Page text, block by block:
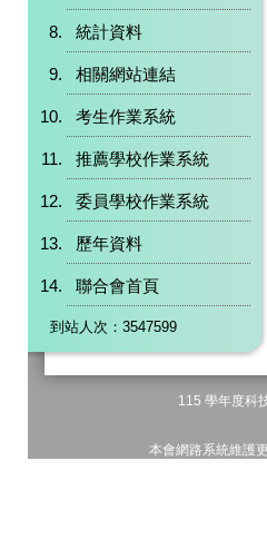
統計資料
相關網站連結
考生作業系統
推薦學校作業系統
委員學校作業系統
歷年資料
聯合會首頁
到站人次：3547599
115 學年度科
本會網路系統維護